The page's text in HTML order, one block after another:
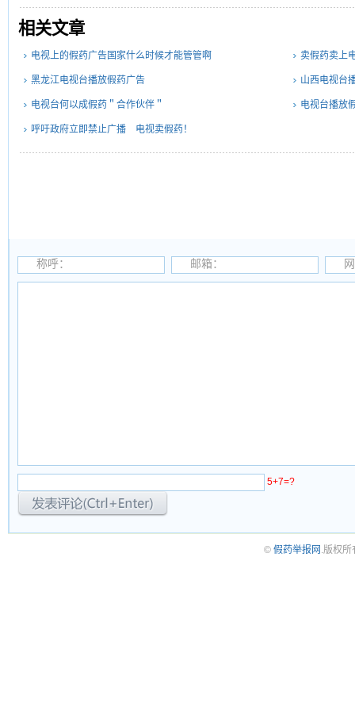
相关文章
电视上的假药广告国家什么时候才能管管啊 卖假药卖上
黑龙江电视台播放假药广告 山西电视台
电视台何以成假药＂合作伙伴＂ 电视台播放
呼吁政府立即禁止广播 电视卖假药！
称呼： 邮箱：
5+7=?
© 假药举报网 .版权